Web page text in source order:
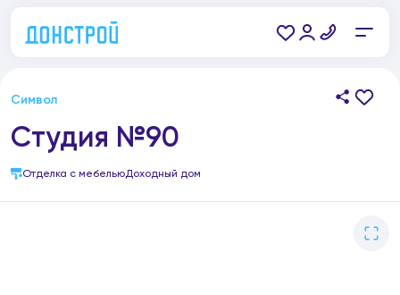
Символ
Студия №90
Отделка с мебельюДоходный дом